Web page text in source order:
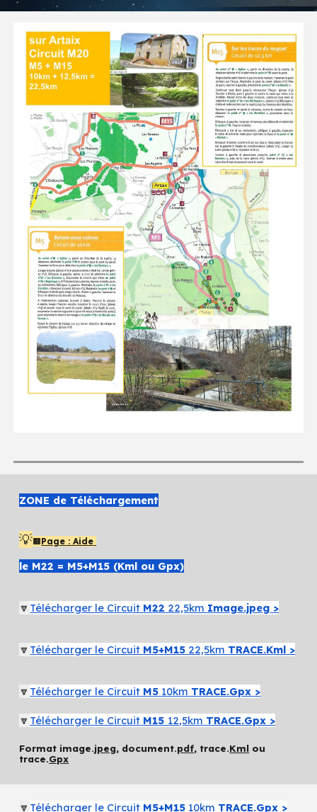
ZONE de Téléchargement
💡🟧Page : Aide
le M22 = M5+M15 (Kml ou Gpx)
🔽 Télécharger le Circuit M22 22,5km Image.jpeg >
🔽 Télécharger le Circuit M5+M15 22,5km TRACE.Kml >
🔽 Télécharger le Circuit M5 10km TRACE.Gpx >
🔽 Télécharger le Circuit M15 12,5km TRACE.Gpx >
Format image.jpeg, document.pdf, trace.Kml ou
trace.Gpx
🔽 Télécharger le Circuit M5+M15 10km TRACE.Gpx >